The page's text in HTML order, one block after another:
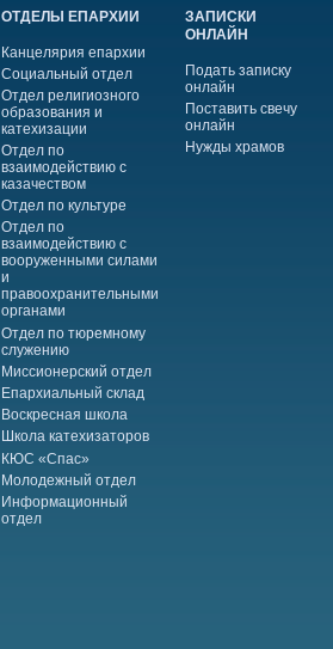
ОТДЕЛЫ ЕПАРХИИ
Канцелярия епархии
Социальный отдел
Отдел религиозного
образования и
катехизации
Отдел по
взаимодействию с
казачеством
Отдел по культуре
Отдел по
взаимодействию с
вооруженными силами
и
правоохранительными
органами
Отдел по тюремному
служению
Миссионерский отдел
Епархиальный склад
Воскресная школа
Школа катехизаторов
КЮС «Спас»
Молодежный отдел
Информационный
отдел
ЗАПИСКИ
ОНЛАЙН
Подать записку
онлайн
Поставить свечу
онлайн
Нужды храмов